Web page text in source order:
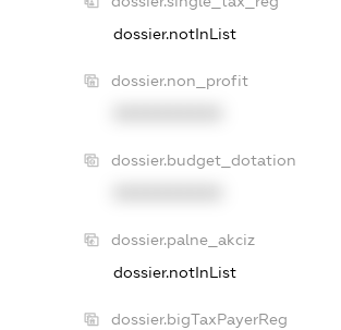
dossier.notInList
dossier.non_profit
dossier.budget_dotation
dossier.palne_akciz
dossier.notInList
dossier.bigTaxPayerReg